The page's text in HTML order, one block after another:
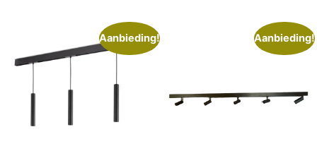
Aanbieding! Aanbieding!